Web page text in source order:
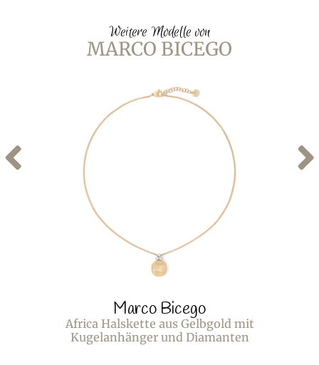
Weitere Modelle von
MARCO BICEGO
Marco Bicego
Africa Halskette aus Gelbgold mit
Kugelanhänger und Diamanten